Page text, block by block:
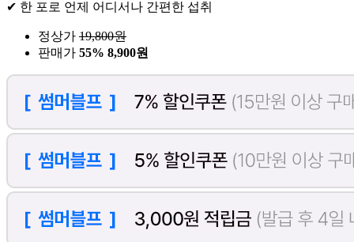
✔ 한 포로 언제 어디서나 간편한 섭취
정상가 19,800원
판매가 55% 8,900원